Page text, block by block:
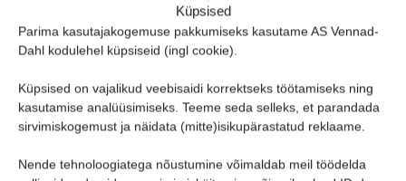
Küpsised
Parima kasutajakogemuse pakkumiseks kasutame AS Vennad-
Dahl kodulehel küpsiseid (ingl cookie).
Küpsised on vajalikud veebisaidi korrektseks töötamiseks ning
kasutamise analüüsimiseks. Teeme seda selleks, et parandada
sirvimiskogemust ja näidata (mitte)isikupärastatud reklaame.
Nende tehnoloogiatega nõustumine võimaldab meil töödelda
Elektrikeevis muhv 400 SDR17
#19-650167
236.12€
292.79€km-ga)
Lisa päringusse
Tellitav
Elektrikeevis muhv 50 SDR11